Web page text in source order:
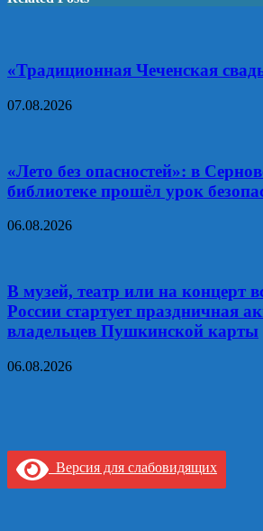
«Традиционная Чеченская
07.08.2026
«Лето без опасностей»: в
библиотеке прошёл урок
06.08.2026
В музей, театр или на концерт
России стартует праздничная
владельцев Пушкинской карты
06.08.2026
Версия для слабовидящих